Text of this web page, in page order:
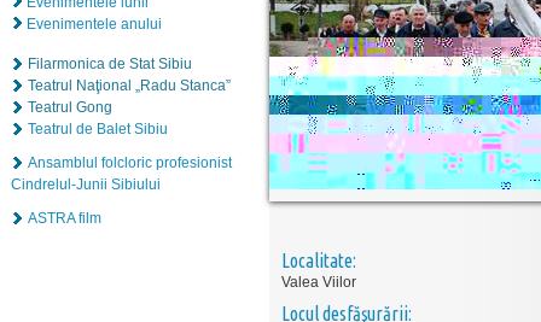
Evenimentele anului
Filarmonica de Stat Sibiu
Teatrul Naţional „Radu Stanca”
Teatrul Gong
Teatrul de Balet Sibiu
Ansamblul folcloric profesionist
Cindrelul-Junii Sibiului
ASTRA film
Localitate:
Valea Viilor
Locul desfăşurării: